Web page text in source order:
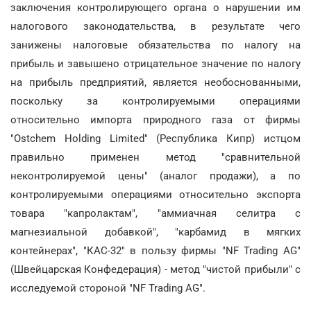
заключения контролирующего органа о нарушении им
налогового законодательства, в результате чего
занижены налоговые обязательства по налогу на
прибыль и завышено отрицательное значение по налогу
на прибыль предприятий, является необоснованными,
поскольку за контролируемыми операциями
относительно импорта природного газа от фирмы
"Ostchem Holding Limited" (Республика Кипр) истцом
правильно применен метод "сравнительной
неконтролируемой цены" (аналог продажи), а по
контролируемыми операциями относительно экспорта
товара "капролактам", "аммиачная селитра с
магнезиальной добавкой", "карбамид в мягких
контейнерах", "КАС-32" в пользу фирмы "NF Trading AG"
(Швейцарская Конфедерация) - метод "чистой прибыли" с
исследуемой стороной "NF Trading AG".